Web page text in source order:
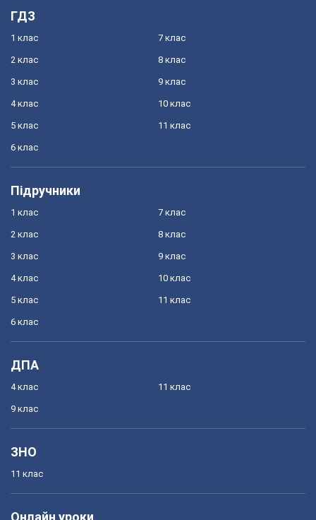
ГДЗ
1 клас
2 клас
3 клас
4 клас
5 клас
6 клас
7 клас
8 клас
9 клас
10 клас
11 клас
Підручники
1 клас
2 клас
3 клас
4 клас
5 клас
6 клас
7 клас
8 клас
9 клас
10 клас
11 клас
ДПА
4 клас
9 клас
11 клас
ЗНО
11 клас
Онлайн уроки